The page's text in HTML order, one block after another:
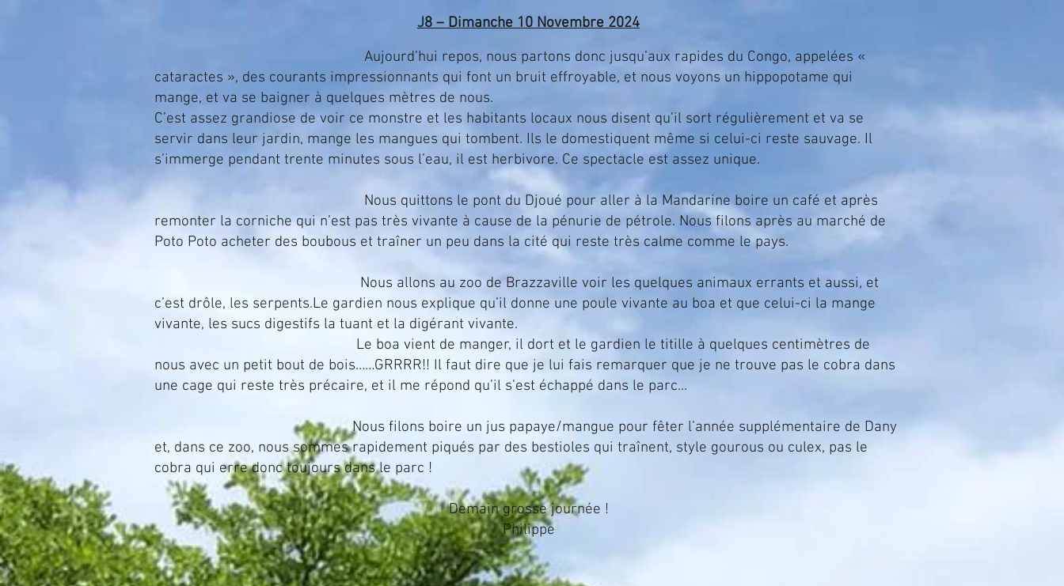
J8 – Dimanche 10 Novembre 2024
Aujourd’hui repos, nous partons donc jusqu’aux rapides du Congo, appelées «
cataractes », des courants impressionnants qui font un bruit effroyable, et nous voyons un hippopotame qui
mange, et va se baigner à quelques mètres de nous.
C’est assez grandiose de voir ce monstre et les habitants locaux nous disent qu’il sort régulièrement et va se
servir dans leur jardin, mange les mangues qui tombent. Ils le domestiquent même si celui-ci reste sauvage. Il
s’immerge pendant trente minutes sous l’eau, il est herbivore. Ce spectacle est assez unique.
Nous quittons le pont du Djoué pour aller à la Mandarine boire un café et après
remonter la corniche qui n’est pas très vivante à cause de la pénurie de pétrole. Nous filons après au marché de
Poto Poto acheter des boubous et traîner un peu dans la cité qui reste très calme comme le pays.
Nous allons au zoo de Brazzaville voir les quelques animaux errants et aussi, et
c’est drôle, les serpents.Le gardien nous explique qu’il donne une poule vivante au boa et que celui-ci la mange
vivante, les sucs digestifs la tuant et la digérant vivante.
Le boa vient de manger, il dort et le gardien le titille à quelques centimètres de
nous avec un petit bout de bois……GRRRR!! Il faut dire que je lui fais remarquer que je ne trouve pas le cobra dans
une cage qui reste très précaire, et il me répond qu’il s’est échappé dans le parc...
Nous filons boire un jus papaye/mangue pour fêter l’année supplémentaire de Dany
et, dans ce zoo, nous sommes rapidement piqués par des bestioles qui traînent, style gourous ou culex, pas le
cobra qui erre donc toujours dans le parc !
Demain grosse journée !
Philippe